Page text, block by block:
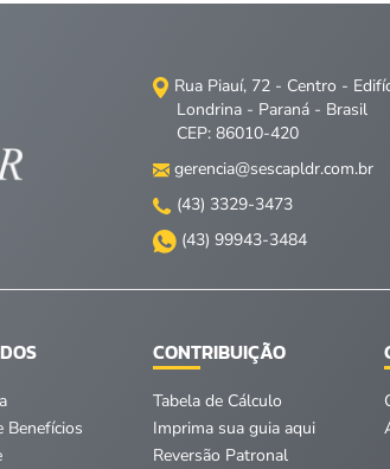
Rua Piauí, 72 - Centro -
Londrina - Paraná - Brasil
CEP: 86010-420
gerencia@sescapldr.com.br
(43) 3329-3473
(43) 99943-3484
Benefícios
CONTRIBUIÇÃO
Tabela de Cálculo
Imprima sua guia aqui
Reversão Patronal